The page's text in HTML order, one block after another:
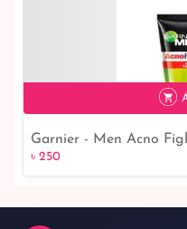
৳ 1,990
Garnier - Men Acno
50gm
৳ 250